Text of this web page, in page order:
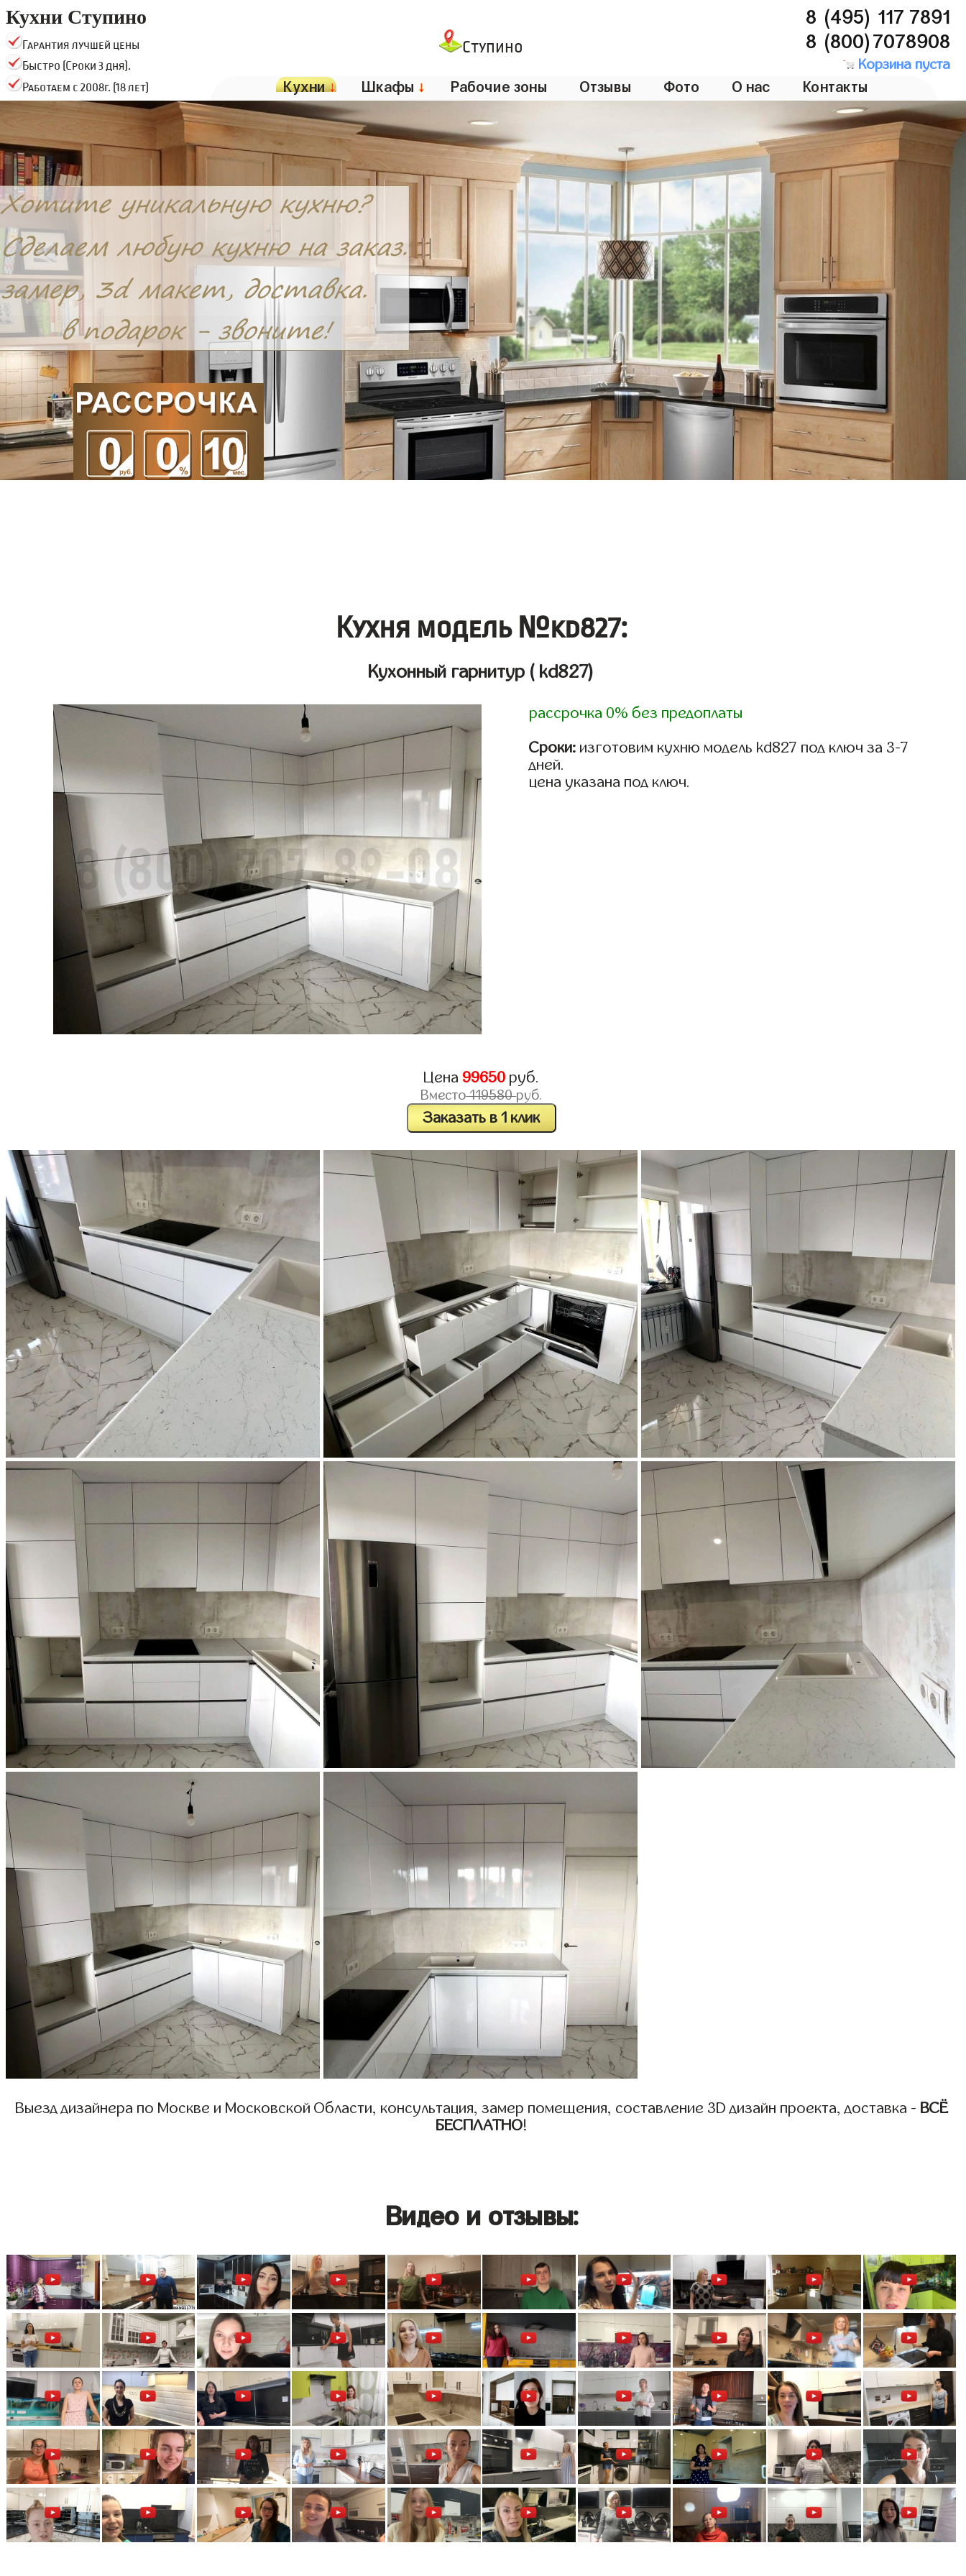
Кухни Ступино
Гарантия лучшей цены
Быстро (Сроки 3 дня).
Работаем с 2008г. (18 лет)
Ступино
8 (495) 117 7891
8 (800)7078908
Корзина пуста
Кухни↓ Шкафы ↓ Рабочие зоны Отзывы Фото О нас Контакты
Кухня модель №kd827:
Кухонный гарнитур ( kd827)
рассрочка 0% без предоплаты
Сроки: изготовим кухню модель kd827 под ключ за 3-7
дней.
цена указана под ключ.
Цена 99650 руб.
Вместо119580руб.
Заказать в 1 клик
Выезд дизайнера по Москве и Московской Области, консультация, замер помещения, составление 3D дизайн проекта, доставка - ВСЁ
БЕСПЛАТНО!
Видео и отзывы: